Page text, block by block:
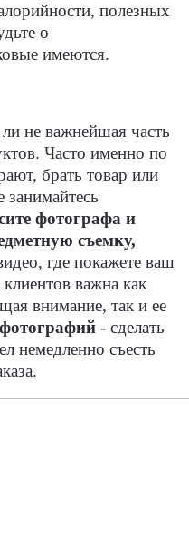
полезных
о
имеются.
не важнейшая часть
Часто именно по
брать товар или
занимайтесь
фотографа и
съемку,
где покажете ваш
важна как
внимание, так и ее
- сделать
немедленно съесть